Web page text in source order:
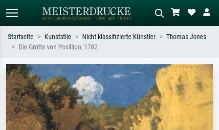
Suchen Sie nach Künstlern, Werktiteln
oder Stilen – z.B. Monet,
Sternennacht, Impressionismus, Welle
Hokusai, Akt.
Beschreiben Sie die Szene – z.B. Grüne
Wiese, Abstrakt mit viel Rot, Dunkles
Ölgemälde, Stehender Akt neben einem
Baum.
Startseite Kunststile Nicht klassifizierte Künstler
Thomas Jones
Die Grotte von Posillipo, 1782